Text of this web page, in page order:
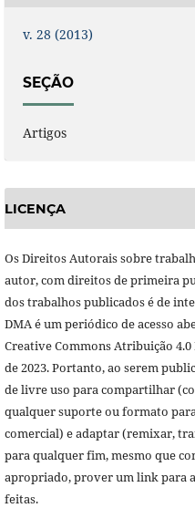
v. 28 (2013)
SEÇÃO
Artigos
LICENÇA
Os Direitos Autorais sobre
autor, com direitos de primeira
dos trabalhos publicados é de
DMA é um periódico de acesso
Creative Commons Atribuição 4.0
de 2023. Portanto, ao serem
de livre uso para compartilhar
qualquer suporte ou formato
comercial) e adaptar (remixar,
para qualquer fim, mesmo que
apropriado, prover um link para
feitas.